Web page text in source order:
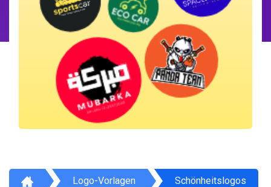
Logo-Vorlagen Schönheitslogos